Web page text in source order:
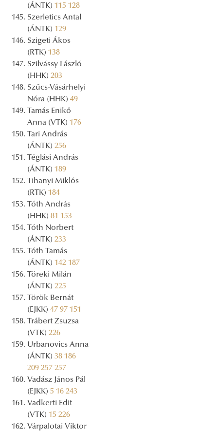
(ÁNTK) 115 128
Szerletics Antal
(ÁNTK) 129
Szigeti Ákos
(RTK) 138
Szilvássy László
(HHK) 203
Szűcs-Vásárhelyi
Nóra (HHK) 49
Tamás Enikő
Anna (VTK) 176
Tari András
(ÁNTK) 256
Téglási András
(ÁNTK) 189
Tihanyi Miklós
(RTK) 184
Tóth András
(HHK) 81 153
Tóth Norbert
(ÁNTK) 233
Tóth Tamás
(ÁNTK) 142 187
Töreki Milán
(ÁNTK) 225
Török Bernát
(EJKK) 47 97 151
Trábert Zsuzsa
(VTK) 226
Urbanovics Anna
(ÁNTK) 38 186
209 257 257
Vadász János Pál
(EJKK) 5 16 243
Vadkerti Edit
(VTK) 15 226
Várpalotai Viktor